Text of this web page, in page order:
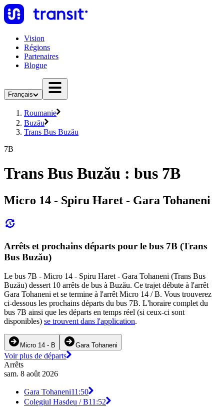
Vision
Régions
Partenaires
Blogue
Français
Roumanie
Buzău
Trans Bus Buzău
7B
Trans Bus Buzău : bus 7B
Micro 14 - Spiru Haret - Gara Tohaneni
Arrêts et prochains départs pour le bus 7B (Trans
Bus Buzău)
Le bus 7B - Micro 14 - Spiru Haret - Gara Tohaneni (Trans Bus
Buzău) dessert 10 arrêts de bus à Buzău. Ce trajet débute à l'arrêt
Gara Tohaneni et se termine à l'arrêt Micro 14 / B. Vous trouverez
ci-dessous les prochains départs du bus 7B. L'horaire complet du
bus 7B ainsi que les départs en temps réel (si ceux-ci sont
disponibles) se trouvent dans l'application.
Micro 14 - B Gara Tohaneni
Voir plus de départs
Arrêts
sam. 8 août 2026
Gara Tohaneni11:50
Colegiul Hasdeu / B11:52